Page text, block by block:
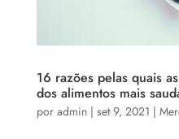
16 razões pelas quais
dos alimentos mais
por admin| set 9, 2021 |